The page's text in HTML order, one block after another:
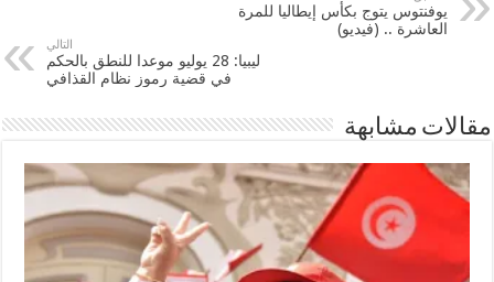
يوفنتوس يتوج بكأس إيطاليا للمرة
العاشرة .. (فيديو)
التالي
ليبيا: 28 يوليو موعدا للنطق بالحكم
في قضية رموز نظام القذافي
مقالات مشابهة